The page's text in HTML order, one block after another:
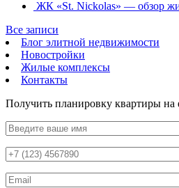
ЖК «St. Nickolas» — обзор
Все записи
Блог элитной недвижимости
Новостройки
Жилые комплексы
Контакты
Получить планировку квартиры на